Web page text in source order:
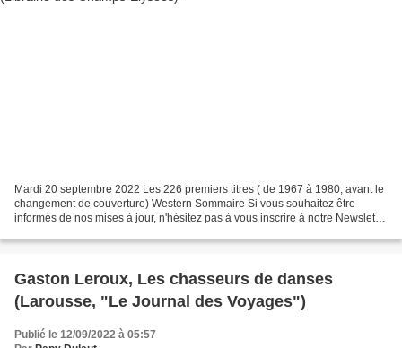
Mardi 20 septembre 2022 Les 226 premiers titres ( de 1967 à 1980, avant le
changement de couverture) Western Sommaire Si vous souhaitez être
informés de nos mises à jour, n'hésitez pas à vous inscrire à notre Newsletter
Gaston Leroux, Les chasseurs de danses
(Larousse, "Le Journal des Voyages")
Publié le 12/09/2022 à 05:57